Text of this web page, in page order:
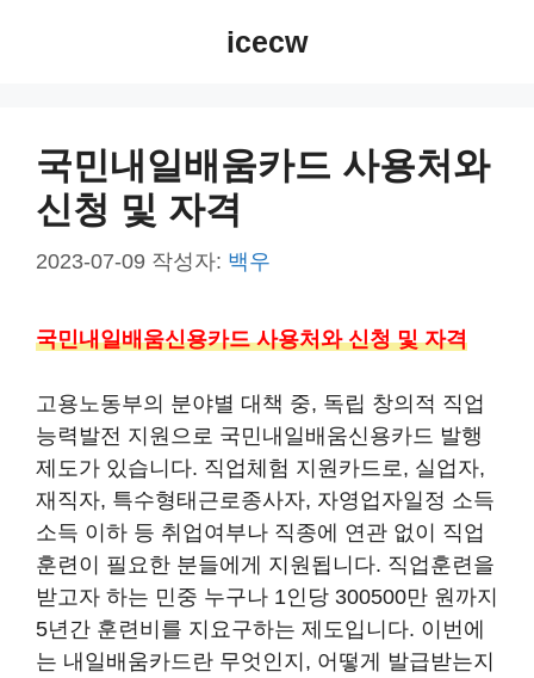
icecw
국민내일배움카드 사용처와
신청 및 자격
2023-07-09 작성자: 백우
국민내일배움신용카드 사용처와 신청 및 자격
고용노동부의 분야별 대책 중, 독립 창의적 직업
능력발전 지원으로 국민내일배움신용카드 발행
제도가 있습니다. 직업체험 지원카드로, 실업자,
재직자, 특수형태근로종사자, 자영업자일정 소득
소득 이하 등 취업여부나 직종에 연관 없이 직업
훈련이 필요한 분들에게 지원됩니다. 직업훈련을
받고자 하는 민중 누구나 1인당 300500만 원까지
5년간 훈련비를 지요구하는 제도입니다. 이번에
는 내일배움카드란 무엇인지, 어떻게 발급받는지